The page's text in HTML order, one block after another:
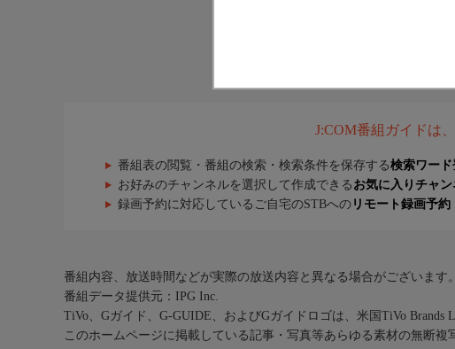
J:COM番組ガイドは
番組表の閲覧・番組の検索・検索条件を保存する検索ワード
お好みのチャンネルを選択して作成できる お気に入りチャ
録画予約に対応しているご自宅のSTBへの リモート録画予約
番組内容、放送時間などが実際の放送内容と異なる場合がございます。
番組データ提供元：IPG Inc.
TiVo、Gガイド、G-GUIDE、およびGガイドロゴは、米国TiVo
このホームページに掲載している記事・写真等あらゆる素材の無断複